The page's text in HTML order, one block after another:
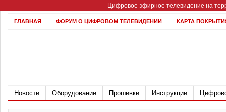
Цифровое эфирное телевидение на
ГЛАВНАЯ ФОРУМ О ЦИФРОВОМ ТЕЛЕВИДЕНИИ КАРТА
Новости Оборудование Прошивки Инструкции